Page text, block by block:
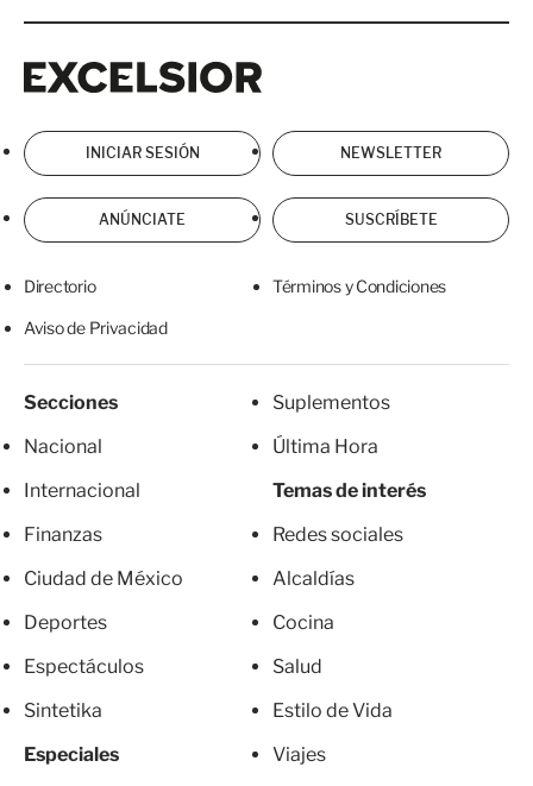
INICIAR SESIÓN NEWSLETTER
ANÚNCIATE SUSCRÍBETE
Directorio Términos y Condiciones
Aviso de Privacidad
Secciones
Nacional
Internacional
Finanzas
Ciudad de México
Deportes
Espectáculos
Sintetika
Especiales
Suplementos
Última Hora
Temas de interés
Redes sociales
Alcaldías
Cocina
Salud
Estilo de Vida
Viajes